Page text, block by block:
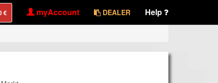
myAccount DEALER Help